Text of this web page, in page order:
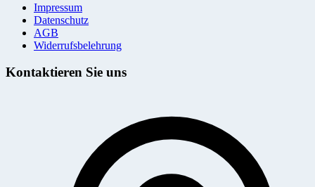
Impressum
Datenschutz
AGB
Widerrufsbelehrung
Kontaktieren Sie uns